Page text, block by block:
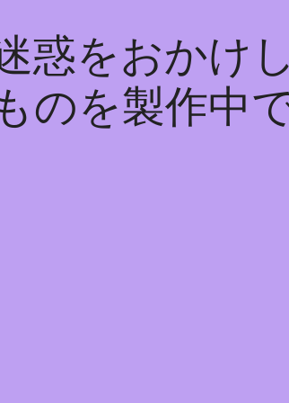
惑をおかけ
のを製作中